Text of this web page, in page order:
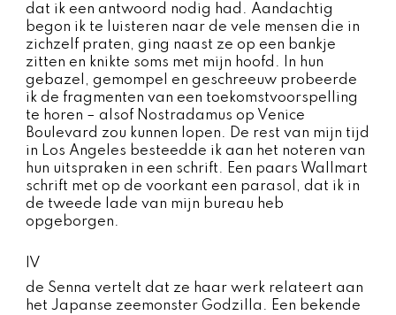
dat ik een antwoord nodig had. Aandachtig
begon ik te luisteren naar de vele mensen die in
zichzelf praten, ging naast ze op een bankje
zitten en knikte soms met mijn hoofd. In hun
gebazel, gemompel en geschreeuw probeerde
ik de fragmenten van een toekomstvoorspelling
te horen – alsof Nostradamus op Venice
Boulevard zou kunnen lopen. De rest van mijn tijd
in Los Angeles besteedde ik aan het noteren van
hun uitspraken in een schrift. Een paars Wallmart
schrift met op de voorkant een parasol, dat ik in
de tweede lade van mijn bureau heb
opgeborgen.
IV
de Senna vertelt dat ze haar werk relateert aan
het Japanse zeemonster Godzilla. Een bekende